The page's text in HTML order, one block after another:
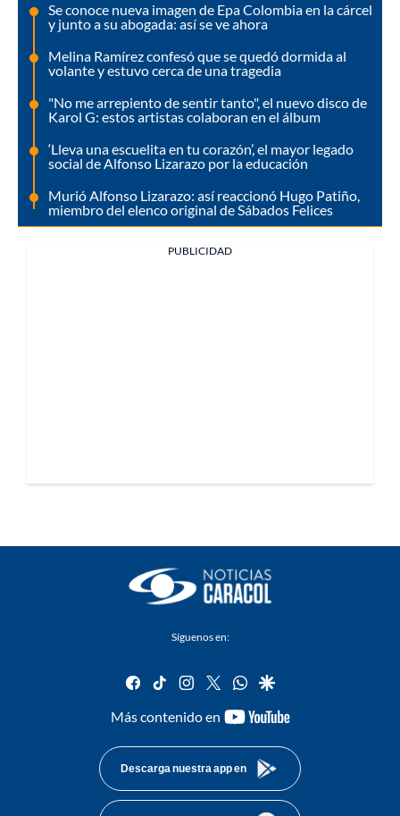
Se conoce nueva imagen de Epa Colombia en la cárcel
y junto a su abogada: así se ve ahora
Melina Ramírez confesó que se quedó dormida al
volante y estuvo cerca de una tragedia
"No me arrepiento de sentir tanto", el nuevo disco de
Karol G: estos artistas colaboran en el álbum
‘Lleva una escuelita en tu corazón’, el mayor legado
social de Alfonso Lizarazo por la educación
Murió Alfonso Lizarazo: así reaccionó Hugo Patiño,
miembro del elenco original de Sábados Felices
PUBLICIDAD
Síguenos en:
facebook
tiktok instagram
twitterwhatsapp
google
Más contenido en
youtube-
Descarga nuestra app en